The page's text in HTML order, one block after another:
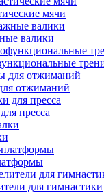
мячи
валики
отжиманий
пресса
для гимнастики